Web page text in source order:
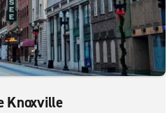
Knoxville